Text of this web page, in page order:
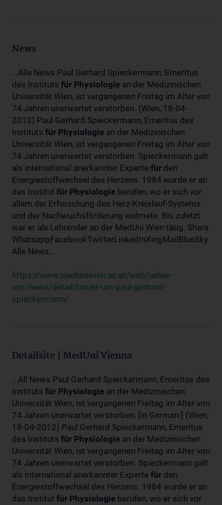
News
...Alle News Paul Gerhard Spieckermann, Emeritus
des Instituts für Physiologie an der Medizinischen
Universität Wien, ist vergangenen Freitag im Alter von
74 Jahren unerwartet verstorben. (Wien, 18-04-
2012) Paul Gerhard Spieckermann, Emeritus des
Instituts für Physiologie an der Medizinischen
Universität Wien, ist vergangenen Freitag im Alter von
74 Jahren unerwartet verstorben. Spieckermann galt
als international anerkannter Experte für den
Energiestoffwechsel des Herzens. 1984 wurde er an
das Institut für Physiologie berufen, wo er sich vor
allem der Erforschung des Herz-Kreislauf-Systems
und der Nachwuchsförderung widmete. Bis zuletzt
war er als Lehrender an der MedUni Wien tätig. Share
WhatsappFacebookTwitterLinkedInXingMailBlueSky
Alle News...
https://www.meduniwien.ac.at/web/ueber-
uns/news/detail/trauer-um-paul-gerhard-
spieckermann/
Detailsite | MedUni Vienna
...All News Paul Gerhard Spieckermann, Emeritus des
Instituts für Physiologie an der Medizinischen
Universität Wien, ist vergangenen Freitag im Alter von
74 Jahren unerwartet verstorben. [in German:] (Wien,
18-04-2012) Paul Gerhard Spieckermann, Emeritus
des Instituts für Physiologie an der Medizinischen
Universität Wien, ist vergangenen Freitag im Alter von
74 Jahren unerwartet verstorben. Spieckermann galt
als international anerkannter Experte für den
Energiestoffwechsel des Herzens. 1984 wurde er an
das Institut für Physiologie berufen, wo er sich vor